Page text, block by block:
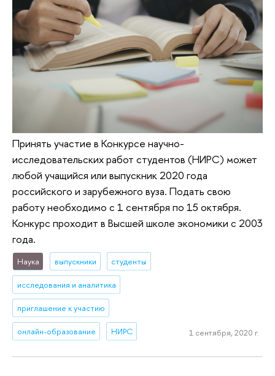
Принять участие в Конкурсе научно-
исследовательских работ студентов (НИРС) может
любой учащийся или выпускник 2020 года
российского и зарубежного вуза. Подать свою
работу необходимо с 1 сентября по 15 октября.
Конкурс проходит в Высшей школе экономики с 2003
года.
Наука выпускники студенты
исследования и аналитика
приглашение к участию
онлайн-образование НИРС 1 сентября, 2020 г.